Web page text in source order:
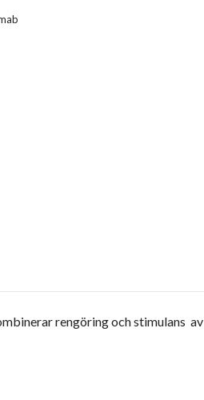
rengöring och stimulans av